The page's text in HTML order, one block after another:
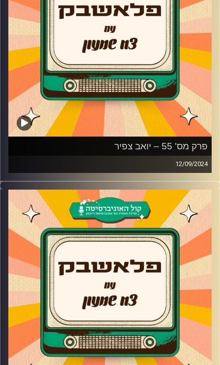
קרדיט תמונות:AudioVersity
פרק מס' 55 – יואב צפיר
12/09/2024
יואב צפיר מגיע לאולפן פלאשבק!
הבמאי, העורך, השחקן ואיש הטלוויזיה שאחראי על
הפרויקטים שכולנו גדלנו (ועדיין) עליהם מספר על התפתחות
הקריירה תחת הטייטל "הבן של" ואיך מהר מאוד הצליח לצאת
ממנה, הפרויקטים השונים לאורך הדרך והמעבר משחקן אל
מאחורי הקלעים. בנוסף, יואב מספר על תהליך הליהוק
לרוקדים עם כוכבים וההחלטה להפיק עונה של הכוכב הבא
בתחילת המלחמה כשכולם היו נגד.
קרדיט תמונות: